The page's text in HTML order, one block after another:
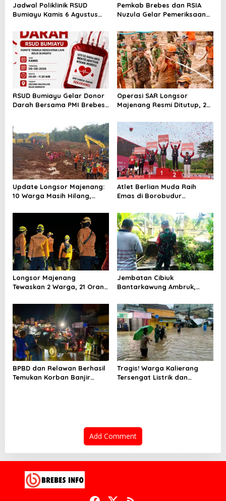
Jadwal Poliklinik RSUD
Bumiayu Kamis 6 Agustus
Dokter Sebelum Berkunjung
Pemkab Brebes dan RSIA
Nuzula Gelar Pemeriksaan
Perkuat Kesehatan Ibu dan
Bayi
RSUD Bumiayu Gelar Donor
Darah Bersama PMI Brebes
Indonesia
Operasi SAR Longsor
Majenang Resmi Ditutup, 2
hingga Hari ke-10
Update Longsor Majenang:
10 Warga Masih Hilang,
Gunakan 5 Metode
Pencarian
Atlet Berlian Muda Raih
Emas di Borobudur
Khofifah Harumkan Brebes–
Tegal!
Longsor Majenang
Tewaskan 2 Warga, 21 Orang
Pencarian Tim SAR
Jembatan Cibiuk
Bantarkawung Ambruk,
Terperosok
BPBD dan Relawan Berhasil
Temukan Korban Banjir
Tragis! Warga Kalierang
Tersengat Listrik dan
Add Comment